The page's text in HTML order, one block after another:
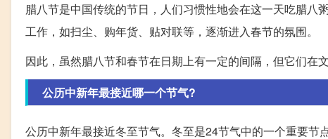
腊八节是中国传统的节日，人们习惯性地会在这一天吃腊
工作，如扫尘、购年货、贴对联等，逐渐进入春节的氛围。
因此，虽然腊八节和春节在日期上有一定的间隔，但它们在
公历中新年最接近哪一个节气?
公历中新年最接近冬至节气。冬至是24节气中的一个重要